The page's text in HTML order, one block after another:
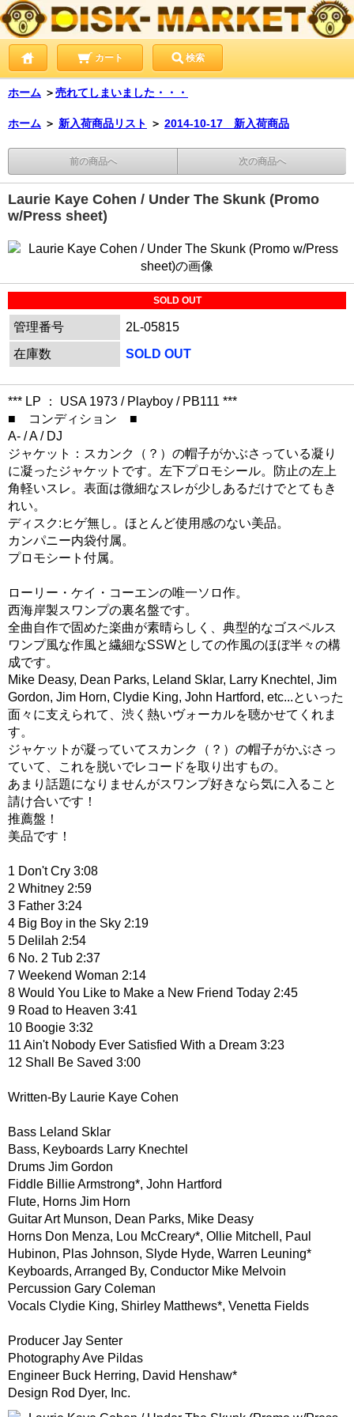
カート 検索
ホーム ＞売れてしまいました・・・
ホーム ＞ 新入荷商品リスト ＞ 2014-10-17 新入荷商品
前の商品へ 次の商品へ
Laurie Kaye Cohen / Under The Skunk (Promo
w/Press sheet)
SOLD OUT
管理番号
2L-05815
在庫数
SOLD OUT
*** LP ： USA 1973 / Playboy / PB111 ***
■ コンディション ■
A- / A / DJ
ジャケット：スカンク（？）の帽子がかぶさっている凝り
に凝ったジャケットです。左下プロモシール。防止の左上
角軽いスレ。表面は微細なスレが少しあるだけでとてもき
れい。
ディスク:ヒゲ無し。ほとんど使用感のない美品。
カンパニー内袋付属。
プロモシート付属。
ローリー・ケイ・コーエンの唯一ソロ作。
西海岸製スワンプの裏名盤です。
全曲自作で固めた楽曲が素晴らしく、典型的なゴスペルス
ワンプ風な作風と繊細なSSWとしての作風のほぼ半々の構
成です。
Mike Deasy, Dean Parks, Leland Sklar, Larry Knechtel, Jim
Gordon, Jim Horn, Clydie King, John Hartford, etc...といった
面々に支えられて、渋く熱いヴォーカルを聴かせてくれま
す。
ジャケットが凝っていてスカンク（？）の帽子がかぶさっ
ていて、これを脱いでレコードを取り出すもの。
あまり話題になりませんがスワンプ好きなら気に入ること
請け合いです！
推薦盤！
美品です！
1 Don't Cry 3:08
2 Whitney 2:59
3 Father 3:24
4 Big Boy in the Sky 2:19
5 Delilah 2:54
6 No. 2 Tub 2:37
7 Weekend Woman 2:14
8 Would You Like to Make a New Friend Today 2:45
9 Road to Heaven 3:41
10 Boogie 3:32
11 Ain't Nobody Ever Satisfied With a Dream 3:23
12 Shall Be Saved 3:00
Written-By Laurie Kaye Cohen
Bass Leland Sklar
Bass, Keyboards Larry Knechtel
Drums Jim Gordon
Fiddle Billie Armstrong*, John Hartford
Flute, Horns Jim Horn
Guitar Art Munson, Dean Parks, Mike Deasy
Horns Don Menza, Lou McCreary*, Ollie Mitchell, Paul
Hubinon, Plas Johnson, Slyde Hyde, Warren Leuning*
Keyboards, Arranged By, Conductor Mike Melvoin
Percussion Gary Coleman
Vocals Clydie King, Shirley Matthews*, Venetta Fields
Producer Jay Senter
Photography Ave Pildas
Engineer Buck Herring, David Henshaw*
Design Rod Dyer, Inc.